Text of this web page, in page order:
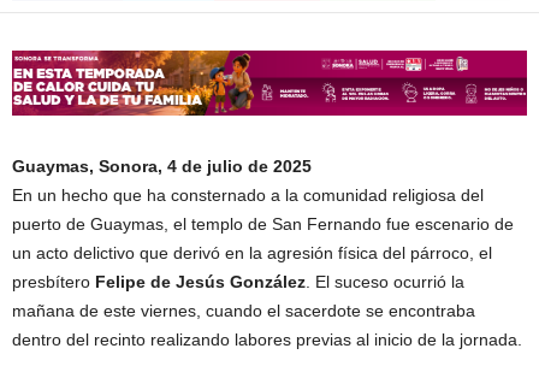
Guaymas, Sonora, 4 de julio de 2025
En un hecho que ha consternado a la comunidad religiosa del
puerto de Guaymas, el templo de San Fernando fue escenario de
un acto delictivo que derivó en la agresión física del párroco, el
presbítero Felipe de Jesús González . El suceso ocurrió la
mañana de este viernes, cuando el sacerdote se encontraba
dentro del recinto realizando labores previas al inicio de la jornada.